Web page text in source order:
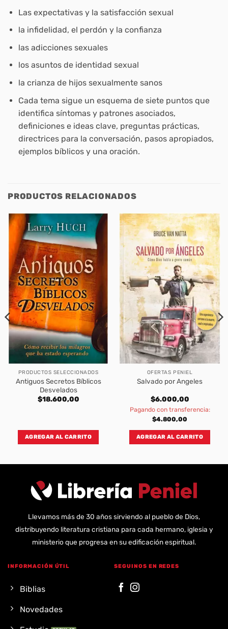
Las expectativas y la satisfacción sexual
la infidelidad, el perdón y la confianza
las adicciones sexuales
los asuntos de identidad sexual
la crianza de hijos sexualmente sanos
Cada tema sigue un esquema de siete puntos que
identifica síntomas y patrones asociados,
definiciones e ideas clave, preguntas prácticas,
directrices para la conversación, pasos apropiados,
ejemplos bíblicos y una oración.
PRODUCTOS RELACIONADOS
PRODUCTOS SELECCIONADOS
Antiguos Secretos Bíblicos
Desvelados
$18.600,00
AGREGAR AL CARRITO
OFERTAS PENIEL
Salvado por Angeles
$6.000,00
Pagando con transferencia:
$4.800,00
AGREGAR AL CARRITO
Llevamos más de 30 años sirviendo al pueblo de Dios,
distribuyendo literatura cristiana para cada hermano, iglesia y
ministerio que progresa en su edificación espiritual.
INFORMACIÓN ÚTIL
Biblias
Novedades
SEGUINOS EN REDES